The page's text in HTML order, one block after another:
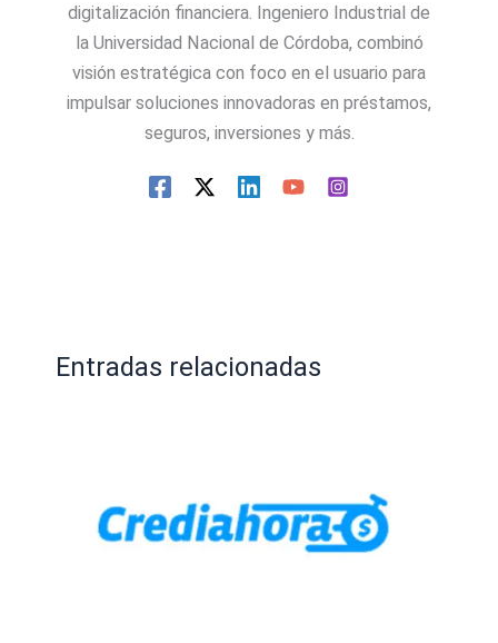
digitalización financiera. Ingeniero Industrial de
la Universidad Nacional de Córdoba, combinó
visión estratégica con foco en el usuario para
impulsar soluciones innovadoras en préstamos,
seguros, inversiones y más.
Entradas relacionadas